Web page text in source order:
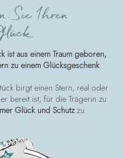
Sie Ihren
ist aus einem Traum geboren,
zu einem Glücksgeschenk
birgt einen Stern, real oder
bereit ist, für die Trägerin zu
Glück und Schutzzu